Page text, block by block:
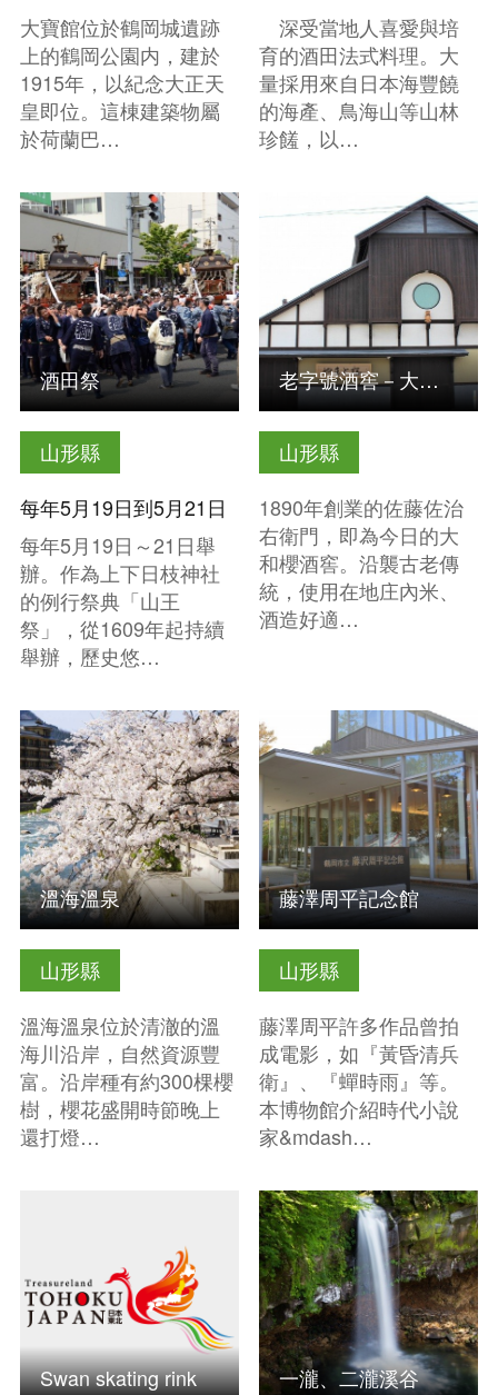
大寶館位於鶴岡城遺跡
上的鶴岡公園内，建於
1915年，以紀念大正天
皇即位。這棟建築物屬
於荷蘭巴…
深受當地人喜愛與培
育的酒田法式料理。大
量採用來自日本海豐饒
的海產、鳥海山等山林
珍饈，以…
山形縣
每年5月19日到5月21日
每年5月19日～21日舉
辦。作為上下日枝神社
的例行祭典「山王
祭」，從1609年起持續
舉辦，歷史悠…
查看基本資訊
酒田祭
山形縣
1890年創業的佐藤佐治
右衛門，即為今日的大
和櫻酒窖。沿襲古老傳
統，使用在地庄內米、
酒造好適…
查看基本資訊
老字號酒窖－大和櫻
山形縣
溫海溫泉位於清澈的溫
海川沿岸，自然資源豐
富。沿岸種有約300棵櫻
樹，櫻花盛開時節晚上
還打燈…
查看基本資訊
溫海溫泉
山形縣
藤澤周平許多作品曾拍
成電影，如『黃昏清兵
衛』、『蟬時雨』等。
本博物館介紹時代小說
家&mdash…
查看基本資訊
藤澤周平記念館
Swan skating rink
查看基本資訊
一瀧、二瀧溪谷